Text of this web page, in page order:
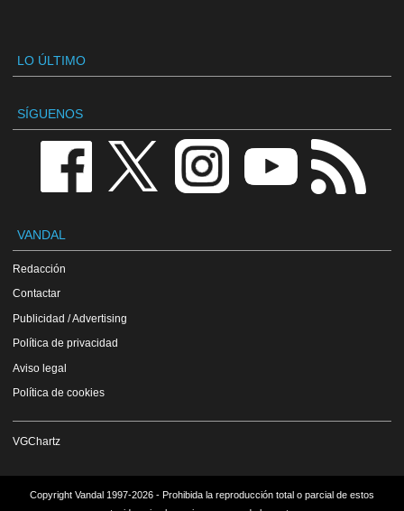
LO ÚLTIMO
SÍGUENOS
VANDAL
Redacción
Contactar
Publicidad / Advertising
Política de privacidad
Aviso legal
Política de cookies
VGChartz
Copyright Vandal 1997-2026 - Prohibida la reproducción total o parcial de estos